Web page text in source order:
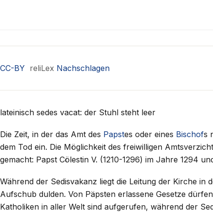
CC-BY reliLex Nachschlagen
lateinisch sedes vacat: der Stuhl steht leer
Die Zeit, in der das Amt des Papstes oder eines Bischofs
dem Tod ein. Die Möglichkeit des freiwilligen
gemacht: Papst Cölestin V. (1210-1296) im Jahre 1294
Während der Sedisvakanz liegt die Leitung der Kirche
Aufschub dulden. Von Päpsten erlassene Gesetze
Katholiken in aller Welt sind aufgerufen, während der